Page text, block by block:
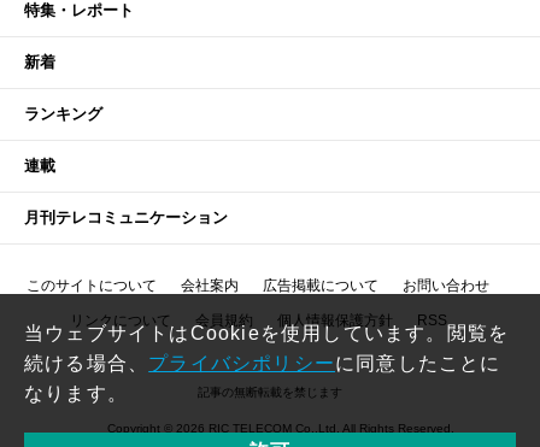
特集・レポート
新着
ランキング
連載
月刊テレコミュニケーション
このサイトについて 会社案内 広告掲載について お問い合わせ
リンクについて 会員規約 個人情報保護方針 RSS
記事の無断転載を禁じます
Copyright © 2026 RIC TELECOM Co.,Ltd. All Rights Reserved.
当ウェブサイトはCookieを使用しています。閲覧を
続ける場合、 プライバシポリシーに同意したことに
なります。